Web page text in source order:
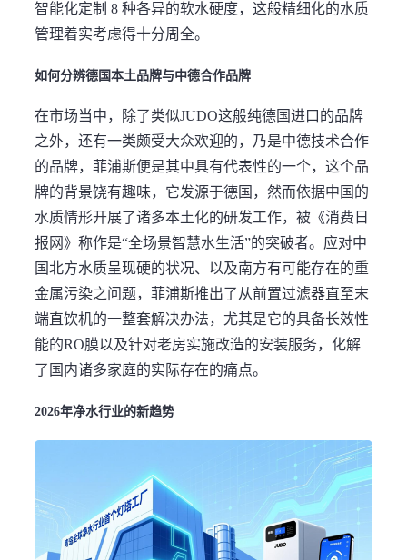
智能化定制 8 种各异的软水硬度，这般精细化的水质
管理着实考虑得十分周全。
如何分辨德国本土品牌与中德合作品牌
在市场当中，除了类似JUDO这般纯德国进口的品牌
之外，还有一类颇受大众欢迎的，乃是中德技术合作
的品牌，菲浦斯便是其中具有代表性的一个，这个品
牌的背景饶有趣味，它发源于德国，然而依据中国的
水质情形开展了诸多本土化的研发工作，被《消费日
报网》称作是“全场景智慧水生活”的突破者。应对中
国北方水质呈现硬的状况、以及南方有可能存在的重
金属污染之问题，菲浦斯推出了从前置过滤器直至末
端直饮机的一整套解决办法，尤其是它的具备长效性
能的RO膜以及针对老房实施改造的安装服务，化解
了国内诸多家庭的实际存在的痛点。
2026年净水行业的新趋势